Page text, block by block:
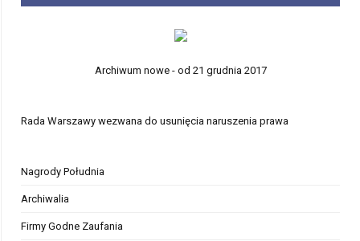
Archiwum nowe - od 21 grudnia 2017
Rada Warszawy wezwana do usunięcia naruszenia prawa
Nagrody Południa
Archiwalia
Firmy Godne Zaufania